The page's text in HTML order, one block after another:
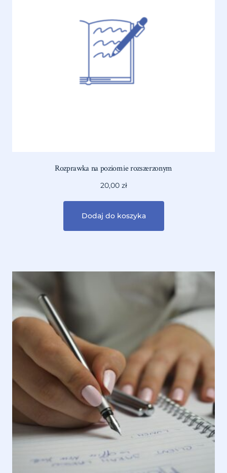
Rozprawka na poziomie rozszerzonym
20,00 zł
Dodaj do koszyka